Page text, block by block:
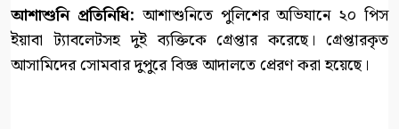
আশাশুনি প্রতিনিধি: আশাশুনিতে পুলিশের অভিযানে ২০ পিস
ইয়াবা ট্যাবলেটসহ দুই ব্যক্তিকে গ্রেপ্তার করেছে। গ্রেপ্তারকৃত
আসামিদের সোমবার দুপুরে বিজ্ঞ আদালতে প্রেরণ করা হয়েছে।